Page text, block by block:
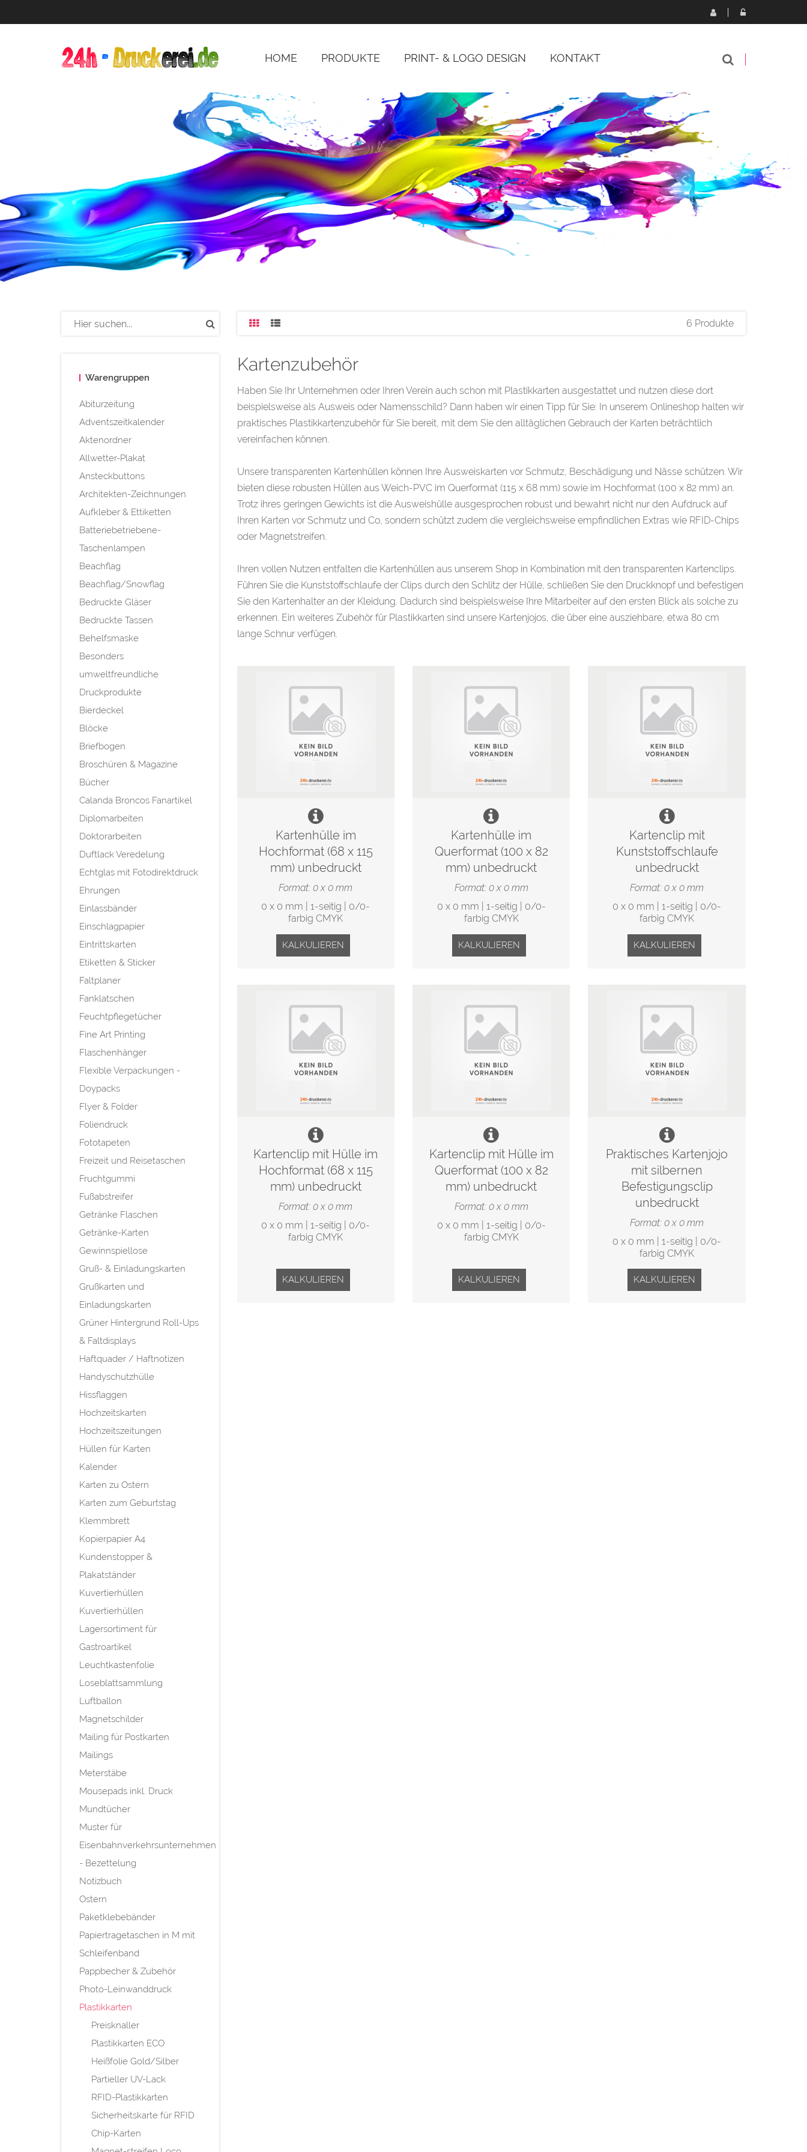
HOME PRODUKTE PRINT- & LOGO DESIGN KONTAKT
Warengruppen
Abiturzeitung
Adventszeitkalender
Aktenordner
Allwetter-Plakat
Ansteckbuttons
Architekten-Zeichnungen
Aufkleber & Ettiketten
Batteriebetriebene-
Taschenlampen
Beachflag
Beachflag/Snowflag
Bedruckte Gläser
Bedruckte Tassen
Behelfsmaske
Besonders
umweltfreundliche
Druckprodukte
Bierdeckel
Blöcke
Briefbogen
Broschüren & Magazine
Bücher
Calanda Broncos Fanartikel
Diplomarbeiten
Doktorarbeiten
Duftlack Veredelung
Echtglas mit Fotodirektdruck
Ehrungen
Einlassbänder
Einschlagpapier
Eintrittskarten
Etiketten & Sticker
Faltplaner
Fanklatschen
Feuchtpflegetücher
Fine Art Printing
Flaschenhänger
Flexible Verpackungen -
Doypacks
Flyer & Folder
Foliendruck
Fototapeten
Freizeit und Reisetaschen
Fruchtgummi
Fußabstreifer
Getränke Flaschen
Getränke-Karten
Gewinnspiellose
Gruß- & Einladungskarten
Grußkarten und
Einladungskarten
Grüner Hintergrund Roll-Ups
& Faltdisplays
Haftquader / Haftnotizen
Handyschutzhülle
Hissflaggen
Hochzeitskarten
Hochzeitszeitungen
Hüllen für Karten
Kalender
Karten zu Ostern
Karten zum Geburtstag
Klemmbrett
Kopierpapier A4
Kundenstopper &
Plakatständer
Kuvertierhüllen
Kuvertierhüllen
Lagersortiment für
Gastroartikel
Leuchtkastenfolie
Loseblattsammlung
Luftballon
Magnetschilder
Mailing für Postkarten
Mailings
Meterstäbe
Mousepads inkl. Druck
Mundtücher
Muster für
Eisenbahnverkehrsunternehmen
- Bezettelung
Notizbuch
Ostern
Paketklebebänder
Papiertragetaschen in M mit
Schleifenband
Pappbecher & Zubehör
Photo-Leinwanddruck
Plastikkarten
Preisknaller
Plastikkarten ECO
Heißfolie Gold/Silber
Partieller UV-Lack
RFID-Plastikkarten
Sicherheitskarte für RFID
Chip-Karten
6 Produkte
Kartenzubehör
Haben Sie Ihr Unternehmen oder Ihren Verein auch schon mit Plastikkarten ausgestattet und nutzen diese dort
beispielsweise als Ausweis oder Namensschild? Dann haben wir einen Tipp für Sie: In unserem Onlineshop halten wir
praktisches Plastikkartenzubehör für Sie bereit, mit dem Sie den alltäglichen Gebrauch der Karten beträchtlich
vereinfachen können.
Unsere transparenten Kartenhüllen können Ihre Ausweiskarten vor Schmutz, Beschädigung und Nässe schützen. Wir
bieten diese robusten Hüllen aus Weich-PVC im Querformat (115 x 68 mm) sowie im Hochformat (100 x 82 mm) an.
Trotz ihres geringen Gewichts ist die Ausweishülle ausgesprochen robust und bewahrt nicht nur den Aufdruck auf
Ihren Karten vor Schmutz und Co, sondern schützt zudem die vergleichsweise empfindlichen Extras wie RFID-Chips
oder Magnetstreifen.
Ihren vollen Nutzen entfalten die Kartenhüllen aus unserem Shop in Kombination mit den transparenten Kartenclips.
Führen Sie die Kunststoffschlaufe der Clips durch den Schlitz der Hülle, schließen Sie den Druckknopf und befestigen
Sie den Kartenhalter an der Kleidung. Dadurch sind beispielsweise Ihre Mitarbeiter auf den ersten Blick als solche zu
erkennen. Ein weiteres Zubehör für Plastikkarten sind unsere Kartenjojos, die über eine ausziehbare, etwa 80 cm
lange Schnur verfügen.
Kartenhülle im
Hochformat (68 x 115
mm) unbedruckt
Format: 0 x 0 mm
0 x 0 mm | 1-seitig | 0/0-
farbig CMYK
KALKULIEREN
Kartenhülle im
Querformat (100 x 82
mm) unbedruckt
Format: 0 x 0 mm
0 x 0 mm | 1-seitig | 0/0-
farbig CMYK
KALKULIEREN
Kartenclip mit
Kunststoffschlaufe
unbedruckt
Format: 0 x 0 mm
0 x 0 mm | 1-seitig | 0/0-
farbig CMYK
KALKULIEREN
Kartenclip mit Hülle im
Hochformat (68 x 115
mm) unbedruckt
Format: 0 x 0 mm
0 x 0 mm | 1-seitig | 0/0-
farbig CMYK
KALKULIEREN
Kartenclip mit Hülle im
Querformat (100 x 82
mm) unbedruckt
Format: 0 x 0 mm
0 x 0 mm | 1-seitig | 0/0-
farbig CMYK
KALKULIEREN
Praktisches Kartenjojo
mit silbernen
Befestigungsclip
unbedruckt
Format: 0 x 0 mm
0 x 0 mm | 1-seitig | 0/0-
farbig CMYK
KALKULIEREN